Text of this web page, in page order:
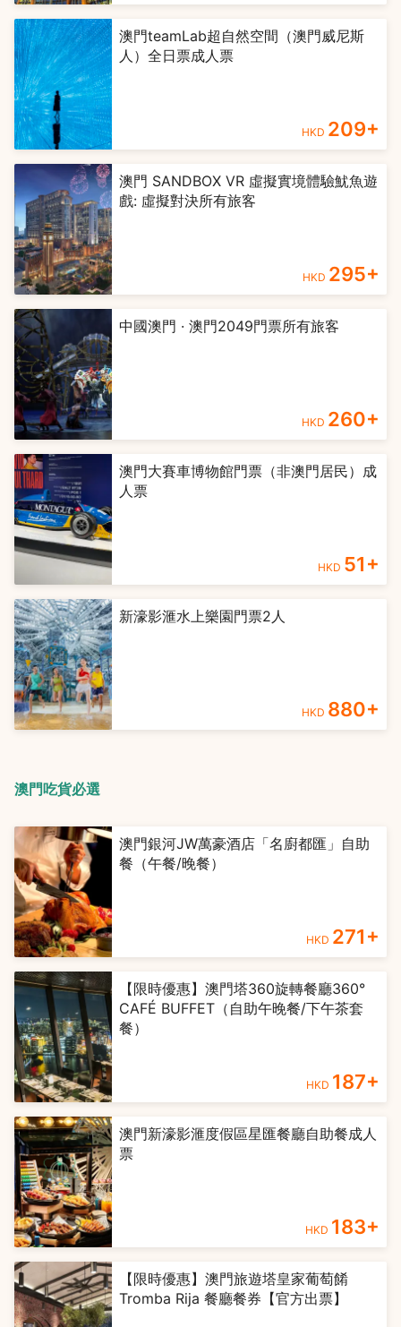
澳門teamLab超自然空間（澳門威尼斯
人）全日票成人票
HKD 209+
澳門 SANDBOX VR 虛擬實境體驗魷魚遊
戲: 虛擬對決所有旅客
HKD 295+
中國澳門 · 澳門2049門票所有旅客
HKD 260+
澳門大賽車博物館門票（非澳門居民）成
人票
HKD 51+
新濠影滙水上樂園門票2人
HKD 880+
澳門吃貨必選
澳門銀河JW萬豪酒店「名廚都匯」自助
餐（午餐/晚餐）
HKD 271+
【限時優惠】澳門塔360旋轉餐廳360°
CAFÉ BUFFET（自助午晚餐/下午茶套
餐）
HKD 187+
澳門新濠影滙度假區星匯餐廳自助餐成人
票
HKD 183+
【限時優惠】澳門旅遊塔皇家葡萄餚
Tromba Rija 餐廳餐券【官方出票】